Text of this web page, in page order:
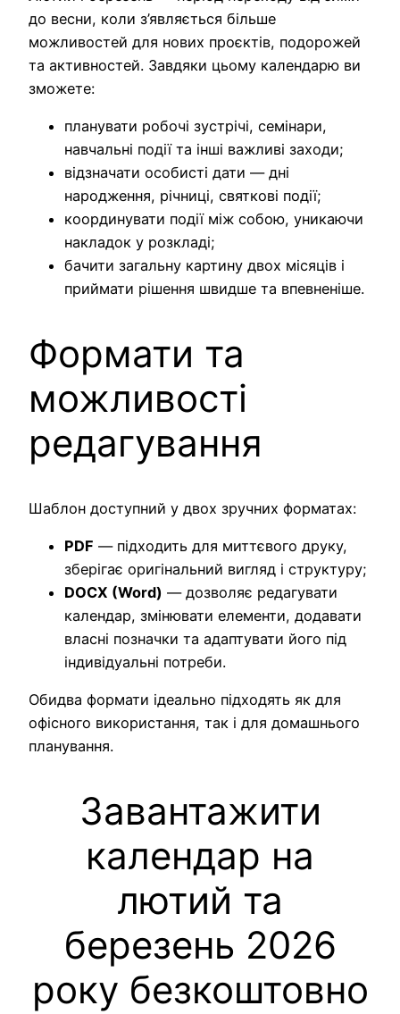
до весни, коли з’являється більше
можливостей для нових проєктів, подорожей
та активностей. Завдяки цьому календарю ви
зможете:
планувати робочі зустрічі, семінари,
навчальні події та інші важливі заходи;
відзначати особисті дати — дні
народження, річниці, святкові події;
координувати події між собою, уникаючи
накладок у розкладі;
бачити загальну картину двох місяців і
приймати рішення швидше та впевненіше.
Формати та
можливості
редагування
Шаблон доступний у двох зручних форматах:
PDF — підходить для миттєвого друку,
зберігає оригінальний вигляд і структуру;
DOCX (Word) — дозволяє редагувати
календар, змінювати елементи, додавати
власні позначки та адаптувати його під
індивідуальні потреби.
Обидва формати ідеально підходять як для
офісного використання, так і для домашнього
планування.
Завантажити
календар на
лютий та
березень 2026
року безкоштовно